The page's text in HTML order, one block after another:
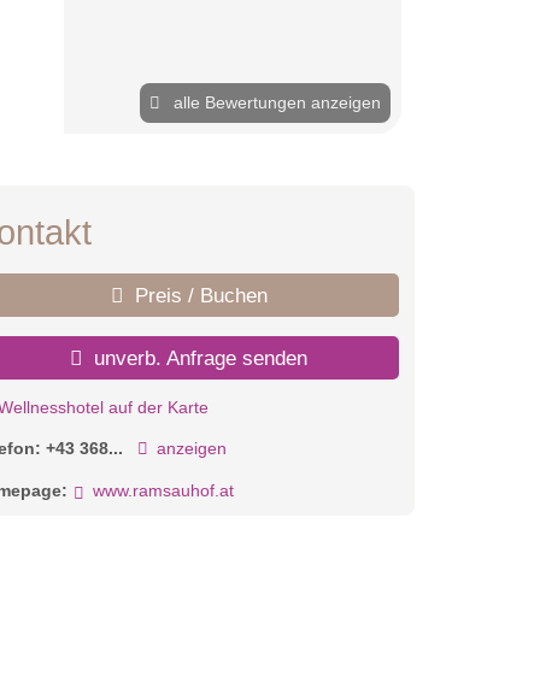
alle Bewertungen anzeigen
Preis / Buchen
unverb. Anfrage senden
auf der Karte
+43 368... anzeigen
www.ramsauhof.at